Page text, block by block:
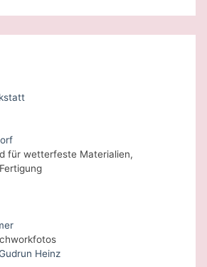
für wetterfeste Materialien,
Heinz